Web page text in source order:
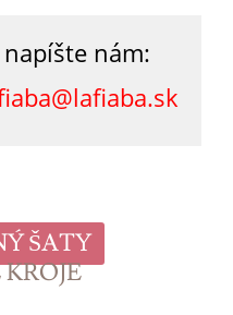
nám:
ŠATY